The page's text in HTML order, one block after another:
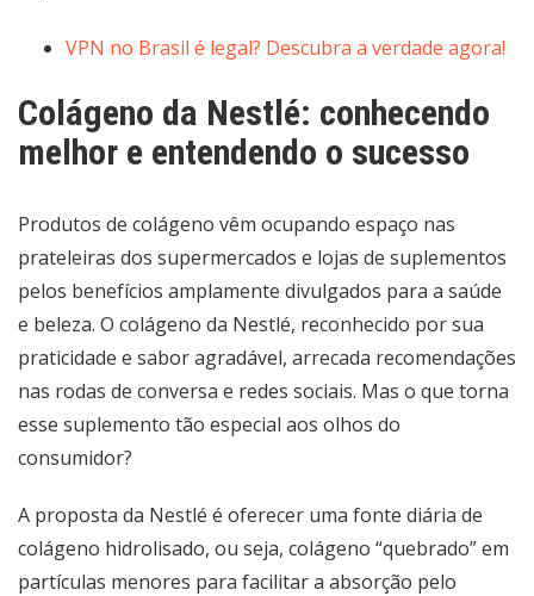
VPN no Brasil é legal? Descubra a verdade agora!
Colágeno da Nestlé: conhecendo
melhor e entendendo o sucesso
Produtos de colágeno vêm ocupando espaço nas
prateleiras dos supermercados e lojas de suplementos
pelos benefícios amplamente divulgados para a saúde
e beleza. O colágeno da Nestlé, reconhecido por sua
praticidade e sabor agradável, arrecada recomendações
nas rodas de conversa e redes sociais. Mas o que torna
esse suplemento tão especial aos olhos do
consumidor?
A proposta da Nestlé é oferecer uma fonte diária de
colágeno hidrolisado, ou seja, colágeno “quebrado” em
partículas menores para facilitar a absorção pelo